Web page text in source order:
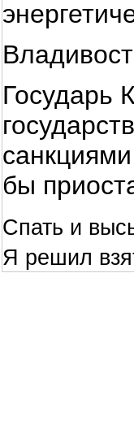
Государь
бы
Спать и
Я решил